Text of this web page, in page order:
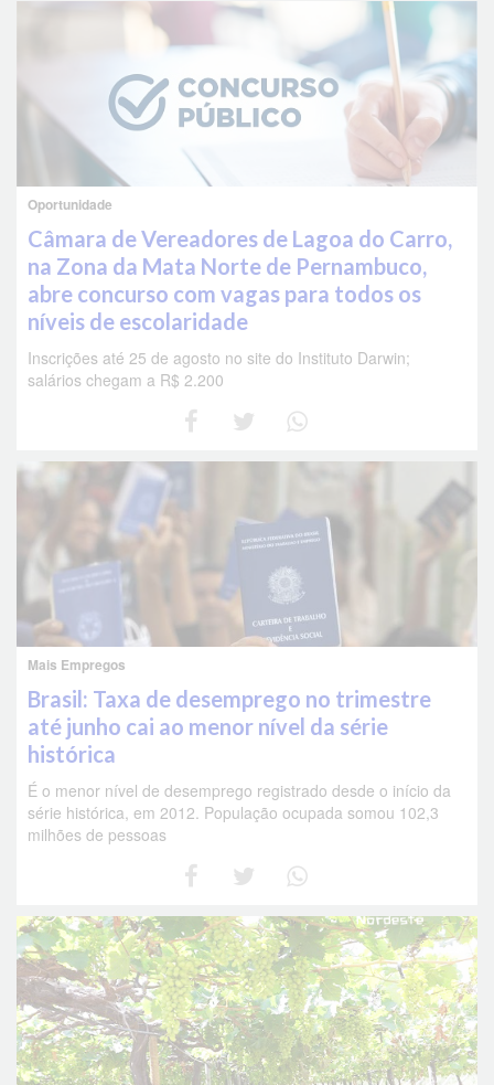
Oportunidade
Câmara de Vereadores de Lagoa do Carro,
na Zona da Mata Norte de Pernambuco,
abre concurso com vagas para todos os
níveis de escolaridade
Inscrições até 25 de agosto no site do Instituto Darwin;
salários chegam a R$ 2.200
Mais Empregos
Brasil: Taxa de desemprego no trimestre
até junho cai ao menor nível da série
histórica
É o menor nível de desemprego registrado desde o início da
série histórica, em 2012. População ocupada somou 102,3
milhões de pessoas